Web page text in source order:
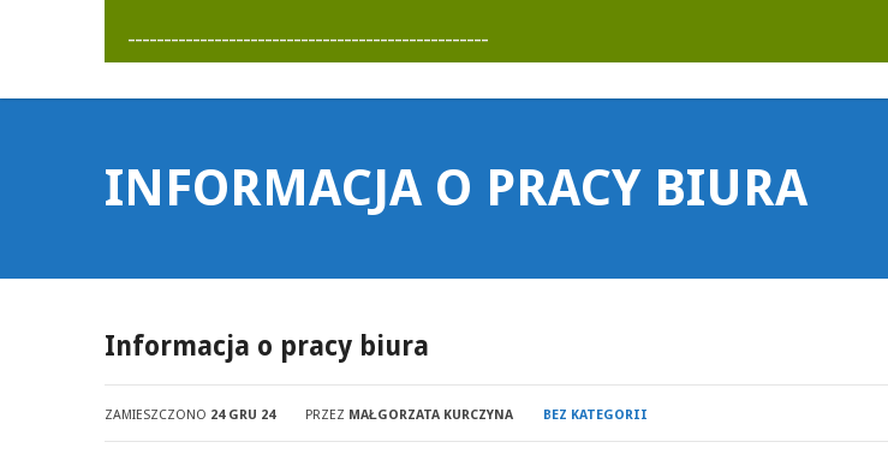
__________________________________________________
INFORMACJA O PRACY BIURA
Informacja o pracy biura
ZAMIESZCZONO 24 GRU 24 PRZEZ MAŁGORZATA KURCZYNA BEZ KATEGORII